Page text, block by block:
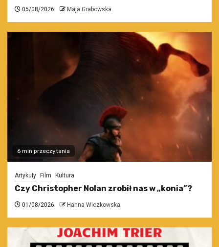
05/08/2026 Maja Grabowska
6 min przeczytania
Artykuły Film Kultura
Czy Christopher Nolan zrobił nas w „konia”?
01/08/2026 Hanna Wiczkowska